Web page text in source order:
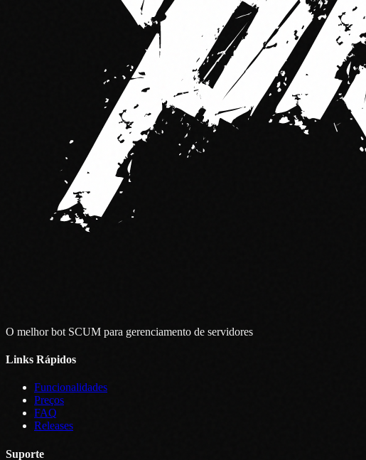
O melhor bot SCUM para gerenciamento de servidores
Links Rápidos
Funcionalidades
Preços
FAQ
Releases
Suporte